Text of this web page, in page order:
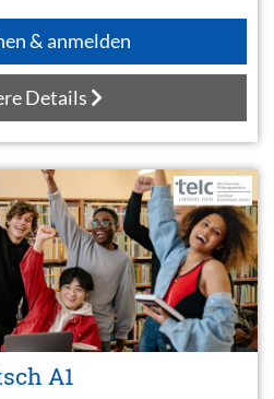
& anmelden
Details
A1